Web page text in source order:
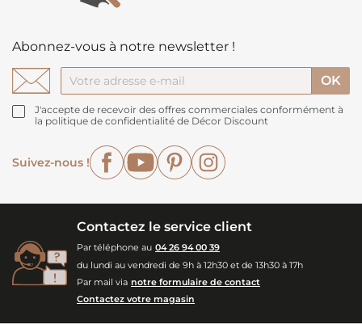
Abonnez-vous à notre newsletter !
J'accepte de recevoir des offres commerciales conformément à
la politique de confidentialité de Décor Discount
Suivez-nous !
FacebookYouTubePinterest
Contactez le service client
Par téléphone au 04 26 94 00 39
du lundi au vendredi de 9h à 12h30 et de 13h30 à 17h
Par mail via notre formulaire de contact
Contactez votre magasin